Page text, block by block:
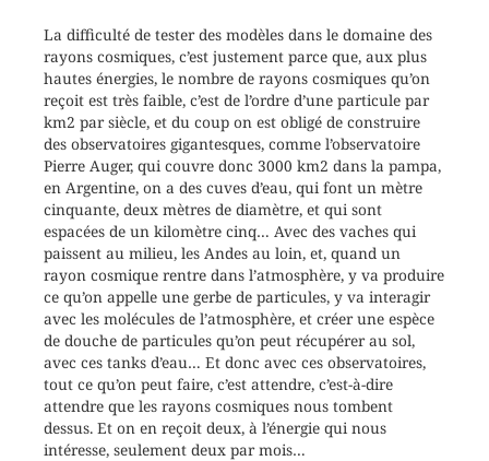
La difficulté de tester des modèles dans le domaine des
rayons cosmiques, c’est justement parce que, aux plus
hautes énergies, le nombre de rayons cosmiques qu’on
reçoit est très faible, c’est de l’ordre d’une particule par
km2 par siècle, et du coup on est obligé de construire
des observatoires gigantesques, comme l’observatoire
Pierre Auger, qui couvre donc 3000 km2 dans la pampa,
en Argentine, on a des cuves d’eau, qui font un mètre
cinquante, deux mètres de diamètre, et qui sont
espacées de un kilomètre cinq… Avec des vaches qui
paissent au milieu, les Andes au loin, et, quand un
rayon cosmique rentre dans l’atmosphère, y va produire
ce qu’on appelle une gerbe de particules, y va interagir
avec les molécules de l’atmosphère, et créer une espèce
de douche de particules qu’on peut récupérer au sol,
avec ces tanks d’eau… Et donc avec ces observatoires,
tout ce qu’on peut faire, c’est attendre, c’est-à-dire
attendre que les rayons cosmiques nous tombent
dessus. Et on en reçoit deux, à l’énergie qui nous
intéresse, seulement deux par mois…